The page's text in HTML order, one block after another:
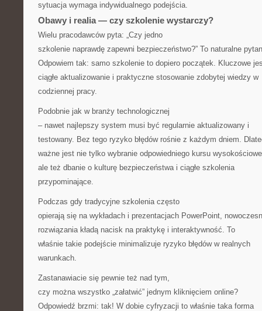
sytuacja wymaga indywidualnego podejścia.
Obawy i realia — czy szkolenie wystarczy?
Wielu pracodawców pyta: „Czy jedno
szkolenie naprawdę zapewni bezpieczeństwo?” To naturalne
Odpowiem tak: samo szkolenie to dopiero początek. Kluczowe
ciągłe aktualizowanie i praktyczne stosowanie zdobytej wiedzy w
codziennej pracy.
Podobnie jak w branży technologicznej
– nawet najlepszy system musi być regularnie aktualizowany i
testowany. Bez tego ryzyko błędów rośnie z każdym dniem.
ważne jest nie tylko wybranie odpowiedniego kursu
ale też dbanie o kulturę bezpieczeństwa i ciągłe szkolenia
przypominające.
Podczas gdy tradycyjne szkolenia często
opierają się na wykładach i prezentacjach PowerPoint,
rozwiązania kładą nacisk na praktykę i interaktywność. To
właśnie takie podejście minimalizuje ryzyko błędów w realnych
warunkach.
Zastanawiacie się pewnie też nad tym,
czy można wszystko „załatwić” jednym kliknięciem online?
Odpowiedź brzmi: tak! W dobie cyfryzacji to właśnie taka forma